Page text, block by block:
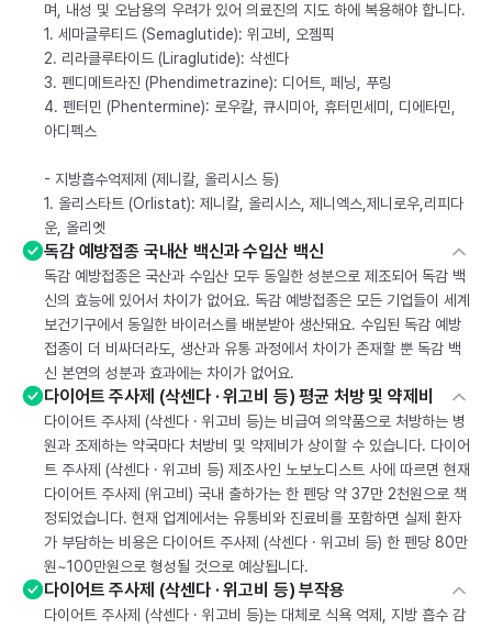
며, 내성 및 오남용의 우려가 있어 의료진의 지도 하에 복용해야 합니다.
1. 세마글루티드 (Semaglutide): 위고비, 오젬픽
2. 리라클루타이드 (Liraglutide): 삭센다
3. 펜디메트라진 (Phendimetrazine): 디어트, 페닝, 푸링
4. 펜터민 (Phentermine): 로우칼, 큐시미아, 휴터민세미, 디에타민,
아디펙스
- 지방흡수억제제 (제니칼, 올리시스 등)
1. 올리스타트 (Orlistat): 제니칼, 올리시스, 제니엑스,제니로우,리피다
운, 올리엣
독감 예방접종 국내산 백신과 수입산 백신
독감 예방접종은 국산과 수입산 모두 동일한 성분으로 제조되어 독감 백
신의 효능에 있어서 차이가 없어요. 독감 예방접종은 모든 기업들이 세계
보건기구에서 동일한 바이러스를 배분받아 생산돼요. 수입된 독감 예방
접종이 더 비싸더라도, 생산과 유통 과정에서 차이가 존재할 뿐 독감 백
신 본연의 성분과 효과에는 차이가 없어요.
다이어트 주사제 (삭센다 · 위고비 등) 평균 처방 및 약제비
다이어트 주사제 (삭센다 · 위고비 등)는 비급여 의약품으로 처방하는 병
원과 조제하는 약국마다 처방비 및 약제비가 상이할 수 있습니다. 다이어
트 주사제 (삭센다 · 위고비 등) 제조사인 노보노디스트 사에 따르면 현재
다이어트 주사제 (위고비) 국내 출하가는 한 펜당 약 37만 2천원으로 책
정되었습니다. 현재 업계에서는 유통비와 진료비를 포함하면 실제 환자
가 부담하는 비용은 다이어트 주사제 (삭센다 · 위고비 등) 한 펜당 80만
원~100만원으로 형성될 것으로 예상됩니다.
다이어트 주사제 (삭센다 · 위고비 등) 부작용
다이어트 주사제 (삭센다 · 위고비 등)는 대체로 식욕 억제, 지방 흡수 감